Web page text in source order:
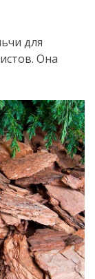
для
Она